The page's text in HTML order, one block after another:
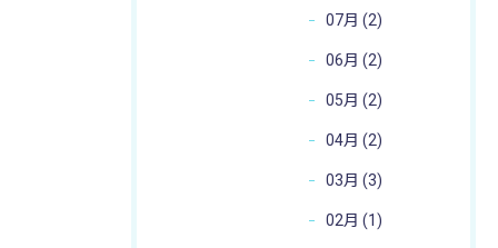
07月 (2)
06月 (2)
05月 (2)
04月 (2)
03月 (3)
02月 (1)